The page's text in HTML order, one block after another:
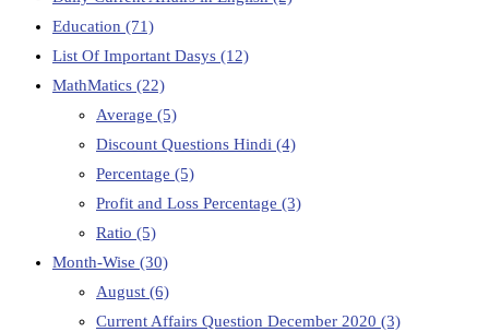
Education (71)
List Of Important Dasys (12)
MathMatics (22)
Average (5)
Discount Questions Hindi (4)
Percentage (5)
Profit and Loss Percentage (3)
Ratio (5)
Month-Wise (30)
August (6)
Current Affairs Question December 2020 (3)